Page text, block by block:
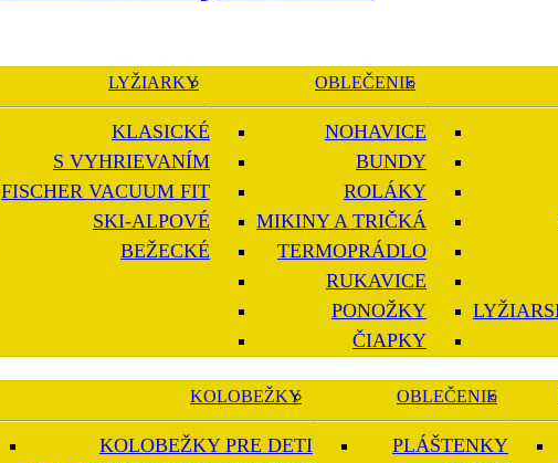
LYŽIARKY
KLASICKÉ
S VYHRIEVANÍM
FISCHER VACUUM FIT
SKI-ALPOVÉ
BEŽECKÉ
OBLEČENIE
NOHAVICE
BUNDY
ROLÁKY
MIKINY A TRIČKÁ
TERMOPRÁDLO
RUKAVICE
PONOŽKY
ČIAPKY
KOLOBEŽKY
KOLOBEŽKY PRE DETI
OBLEČENIE
PLÁŠTENKY